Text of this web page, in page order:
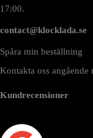
17:00.
contact@klocklada.se
Spåra min beställning
Kontakta oss angående
Kundrecensioner